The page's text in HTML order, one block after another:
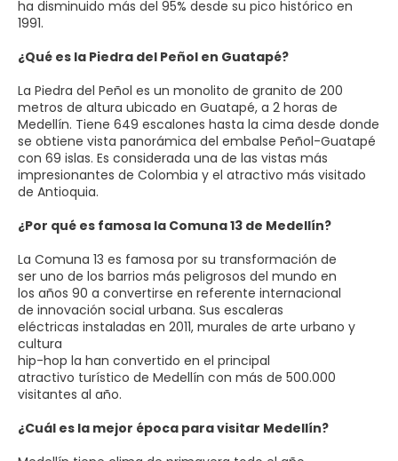
ha disminuido más del 95% desde su pico histórico en
1991.
¿Qué es la Piedra del Peñol en Guatapé?
La Piedra del Peñol es un monolito de granito de 200
metros de altura ubicado en Guatapé, a 2 horas de
Medellín. Tiene 649 escalones hasta la cima desde donde
se obtiene vista panorámica del embalse Peñol-Guatapé
con 69 islas. Es considerada una de las vistas más
impresionantes de Colombia y el atractivo más visitado
de Antioquia.
¿Por qué es famosa la Comuna 13 de Medellín?
La Comuna 13 es famosa por su transformación de
ser uno de los barrios más peligrosos del mundo en
los años 90 a convertirse en referente internacional
de innovación social urbana. Sus escaleras
eléctricas instaladas en 2011, murales de arte urbano y
cultura
hip-hop la han convertido en el principal
atractivo turístico de Medellín con más de 500.000
visitantes al año.
¿Cuál es la mejor época para visitar Medellín?